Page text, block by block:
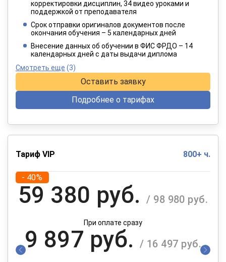
3 849 руб. / 6 415 руб.
При оплате в рассрочку на 12 месяцев
корректировки дисциплин, 34 видео уроками и
поддержкой от преподавателя
Срок отправки оригиналов документов после
окончания обучения – 5 календарных дней
Внесение данных об обучении в ФИС ФРДО – 14
календарных дней с даты выдачи диплома
Смотреть еще (3)
Оставить заявку
Подробнее о тарифах
Тариф VIP 800+ ч.
- 40%
59 380 руб. / 98 980 руб.
При оплате сразу
9 897 руб. / 16 497 руб.